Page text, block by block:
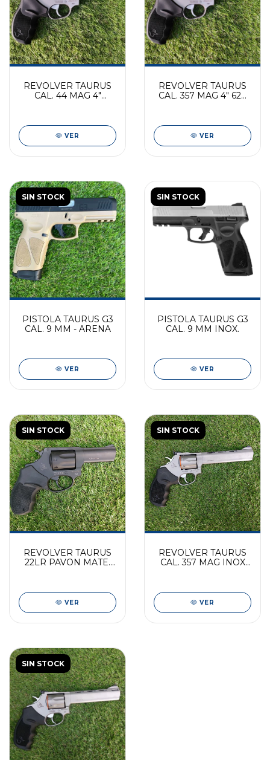
REVOLVER TAURUS
CAL. 44 MAG 4"
VER
REVOLVER TAURUS
CAL. 357 MAG 4" 627
VER
SIN STOCK
PISTOLA TAURUS G3
CAL. 9 MM - ARENA
VER
SIN STOCK
PISTOLA TAURUS G3
CAL. 9 MM INOX.
VER
SIN STOCK
REVOLVER TAURUS
22LR PAVON MATE.
VER
SIN STOCK
REVOLVER TAURUS
CAL. 357 MAG INOX
VER
SIN STOCK